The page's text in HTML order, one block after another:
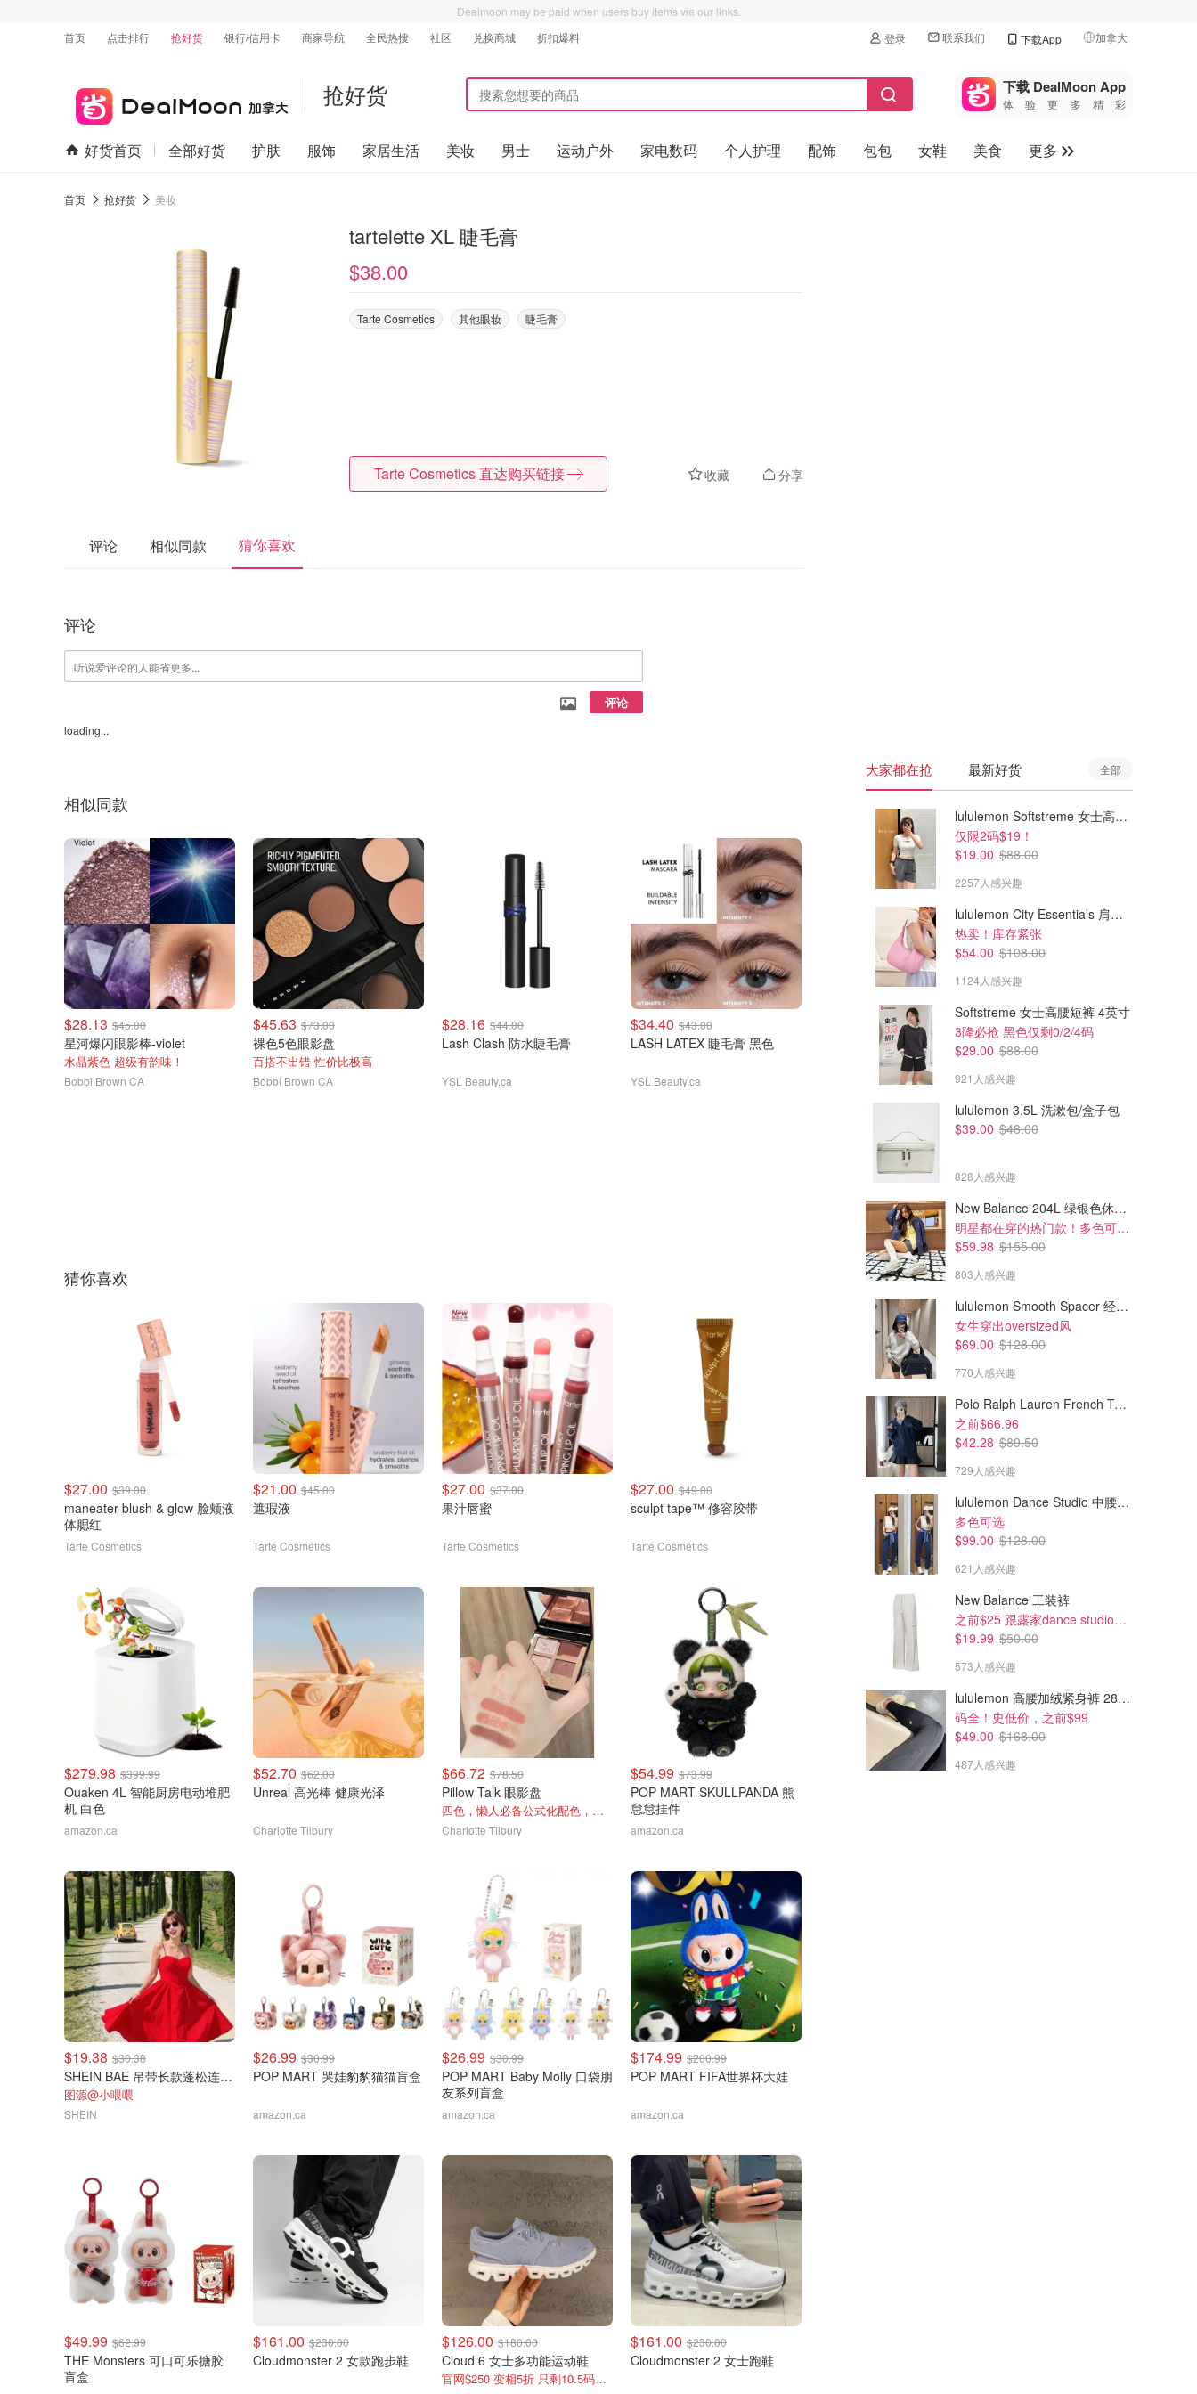
Dealmoon may be paid when users buy items via our links.
首页
点击排行 抢好货 银行/信用卡 商家导航 全民热搜 社区 兑换商城 折扣爆料 登录 联系我们 下载App 加拿大
🇺🇸
美国
🇨🇳中国
🇨🇦加拿大
抢好货 下载 DealMoon App
体验更多精彩
好货首页 全部好货 护肤 服饰 家居生活 美妆 男士 运动户外 家电数码 个人护理 配饰 包包 女鞋 美食
更多
首页 抢好货 美妆
tartelette XL 睫毛膏
$38.00
Tarte Cosmetics 其他眼妆 睫毛膏
收藏 分享
Tarte Cosmetics 直达购买链接
评论 相似同款 猜你喜欢
评论
评论
loading...
相似同款
$28.13 $45.00
星河爆闪眼影棒-violet
水晶紫色 超级有韵味！
Bobbi Brown CA
$45.63 $73.00
裸色5色眼影盘
百搭不出错 性价比极高
Bobbi Brown CA
$28.16 $44.00
Lash Clash 防水睫毛膏
YSL Beauty.ca
$34.40 $43.00
LASH LATEX 睫毛膏 黑色
YSL Beauty.ca
$67.00
花火锦鲤亮片单色眼影
实物巨闪无比
Shu uemura Canada
$57.85 $89.00
朝露玫瑰4色眼影盘
Shu uemura Canada
猜你喜欢
$27.00 $39.00
maneater blush & glow 脸颊液
体腮红
Tarte Cosmetics
$21.00 $45.00
遮瑕液
Tarte Cosmetics
$27.00 $37.00
果汁唇蜜
Tarte Cosmetics
$27.00 $49.00
sculpt tape™ 修容胶带
Tarte Cosmetics
$279.98 $399.99
Ouaken 4L 智能厨房电动堆肥
机 白色
amazon.ca
$52.70 $62.00
Unreal 高光棒 健康光泽
Charlotte Tilbury
$66.72 $78.50
Pillow Talk 眼影盘
四色，懒人必备公式化配色，露思超爱！
Charlotte Tilbury
$54.99 $73.99
POP MART SKULLPANDA 熊
怠怠挂件
amazon.ca
$19.38 $30.38
SHEIN BAE 吊带长款蓬松连衣裙
图源@小喂喂
SHEIN
$26.99 $30.99
POP MART 哭娃豹豹猫猫盲盒
amazon.ca
$26.99 $30.99
POP MART Baby Molly 口袋朋
友系列盲盒
amazon.ca
$174.99 $200.99
POP MART FIFA世界杯大娃
amazon.ca
$49.99 $62.99
THE Monsters 可口可乐搪胶
盲盒
$161.00 $230.00
Cloudmonster 2 女款跑步鞋
$126.00 $180.00
Cloud 6 女士多功能运动鞋
官网$250 变相5折 只剩10.5码了！
$161.00 $230.00
Cloudmonster 2 女士跑鞋
大家都在抢 最新好货 全部
lululemon Softstreme 女士高腰短裤 10cm
仅限2码$19！
$19.00 $88.00
2257人感兴趣
lululemon City Essentials 肩背包 4L
热卖！库存紧张
$54.00 $108.00
1124人感兴趣
Softstreme 女士高腰短裤 4英寸
3降必抢 黑色仅剩0/2/4码
$29.00 $88.00
921人感兴趣
lululemon 3.5L 洗漱包/盒子包
$39.00 $48.00
828人感兴趣
New Balance 204L 绿银色休闲鞋
明星都在穿的热门款！多色可选 3.8折
$59.98 $155.00
803人感兴趣
lululemon Smooth Spacer 经典卫衣
女生穿出oversized风
$69.00 $128.00
770人感兴趣
Polo Ralph Lauren French Terry 女童连帽卫衣 7-16码
之前$66.96
$42.28 $89.50
729人感兴趣
lululemon Dance Studio 中腰长裤 女装常规款
多色可选
$99.00 $128.00
621人感兴趣
New Balance 工装裤
之前$25 跟露家dance studio好像!补码了
$19.99 $50.00
573人感兴趣
lululemon 高腰加绒紧身裤 28"≈71cm 5个口袋
码全！史低价，之前$99
$49.00 $168.00
487人感兴趣